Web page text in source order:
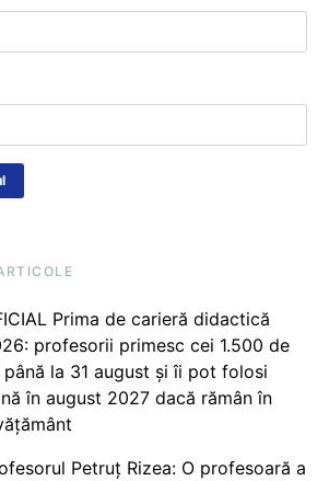
Prima de carieră didactică
profesorii primesc cei 1.500 de
până la 31 august și îi pot folosi
în august 2027 dacă rămân în
Petruț Rizea: O profesoară a